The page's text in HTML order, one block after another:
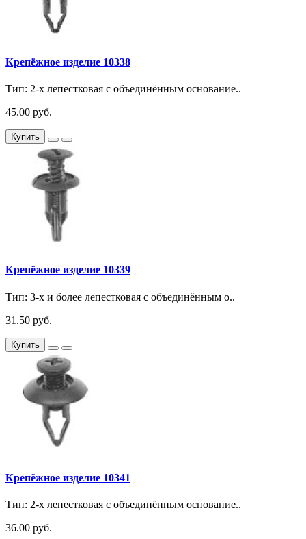
Крепёжное изделие 10338
Тип: 2-х лепестковая с объединённым основание..
45.00 руб.
Купить
Крепёжное изделие 10339
Тип: 3-х и более лепестковая с объединённым о..
31.50 руб.
Купить
Крепёжное изделие 10341
Тип: 2-х лепестковая с объединённым основание..
36.00 руб.